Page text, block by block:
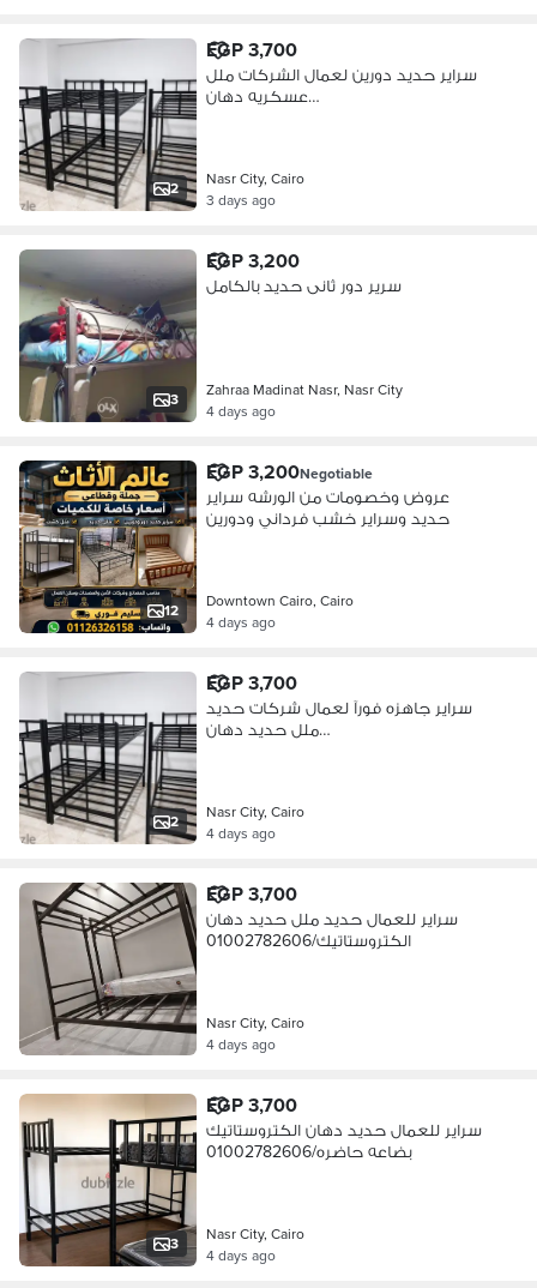
2
EGP 3,700
سراير حديد دورين لعمال الشركات ملل
عسكريه دهان
Nasr City, Cairo
3 days ago
3
EGP 3,200
سرير دور ثانى حديد بالكامل
Zahraa Madinat Nasr, Nasr City
4 days ago
12
EGP 3,200Negotiable
عروض وخصومات من الورشه سراير
حديد وسراير خشب فرداني ودورين
Downtown Cairo, Cairo
4 days ago
2
EGP 3,700
سراير جاهزه فورآ لعمال شركات حديد
ملل حديد دهان
Nasr City, Cairo
4 days ago
EGP 3,700
سراير للعمال حديد ملل حديد دهان
الكتروستاتيك/01002782606
Nasr City, Cairo
4 days ago
3
EGP 3,700
سراير للعمال حديد دهان الكتروستاتيك
بضاعه حاضره/01002782606
Nasr City, Cairo
4 days ago